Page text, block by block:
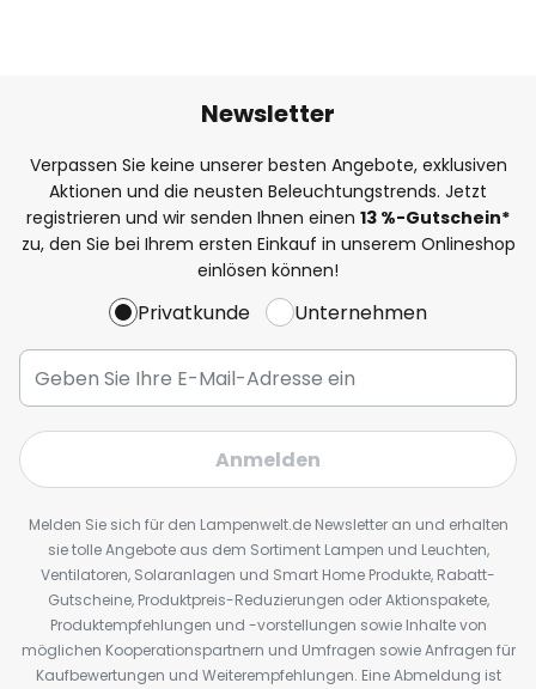
Newsletter
Verpassen Sie keine unserer besten Angebote, exklusiven
Aktionen und die neusten Beleuchtungstrends. Jetzt
registrieren und wir senden Ihnen einen 13 %-Gutschein*
zu, den Sie bei Ihrem ersten Einkauf in unserem Onlineshop
einlösen können!
Privatkunde Unternehmen
Anmelden
Melden Sie sich für den Lampenwelt.de Newsletter an und erhalten
sie tolle Angebote aus dem Sortiment Lampen und Leuchten,
Ventilatoren, Solaranlagen und Smart Home Produkte, Rabatt-
Gutscheine, Produktpreis-Reduzierungen oder Aktionspakete,
Produktempfehlungen und -vorstellungen sowie Inhalte von
möglichen Kooperationspartnern und Umfragen sowie Anfragen für
Kaufbewertungen und Weiterempfehlungen. Eine Abmeldung ist